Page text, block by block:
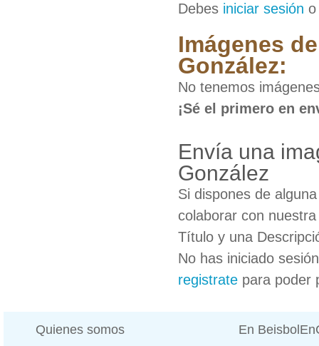
Debes iniciar sesión
Imágenes
González:
No tenemos
¡Sé el primero en
Envía una
González
Si dispones de
colaborar con
Título y una
No has iniciado
registrate para poder
Quienes somos En